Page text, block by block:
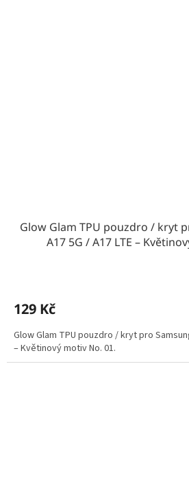
Glow Glam TPU pouzdro / kryt
A17 5G / A17 LTE –
129 Kč
Glow Glam TPU pouzdro / kryt pro
– Květinový motiv No. 01.